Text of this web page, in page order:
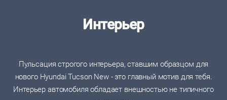
Интерьер
Пульсация строгого интерьера, ставшим образцом для
нового Hyundai Tucson New - это главный мотив для тебя.
Интерьер автомобиля обладает внешностью не типичного